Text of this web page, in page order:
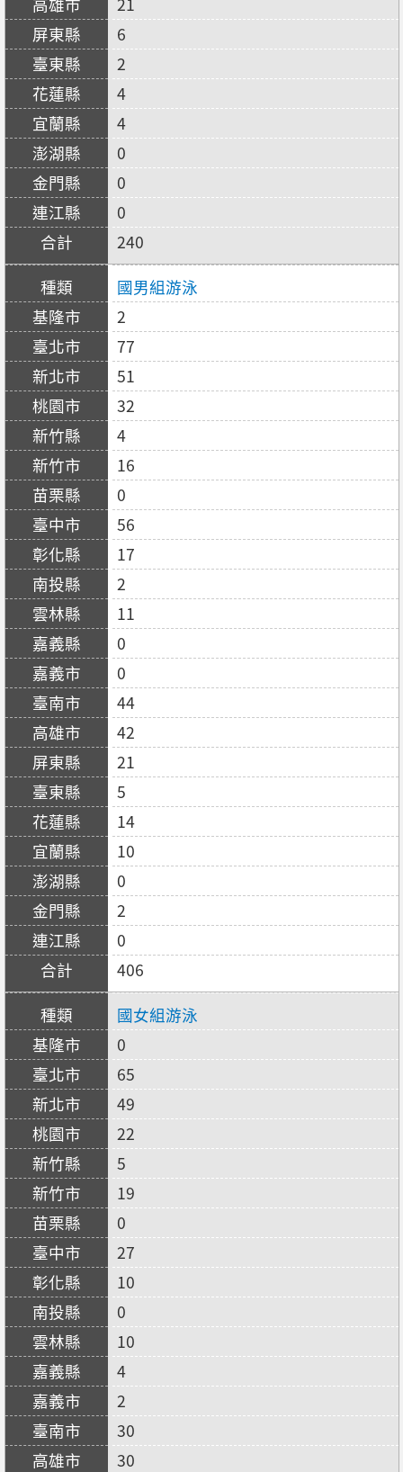
6
2
4
4
0
0
0
240
國男組游泳
2
77
51
32
4
16
0
56
17
2
11
0
0
44
42
21
5
14
10
0
2
0
406
國女組游泳
0
65
49
22
5
19
0
27
10
0
10
4
2
30
30